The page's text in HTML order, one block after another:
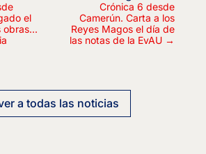
el
obras...
Crónica 6 desde
Camerún. Carta a los
Reyes Magos el día de
las notas de la EvAU →
a todas las noticias